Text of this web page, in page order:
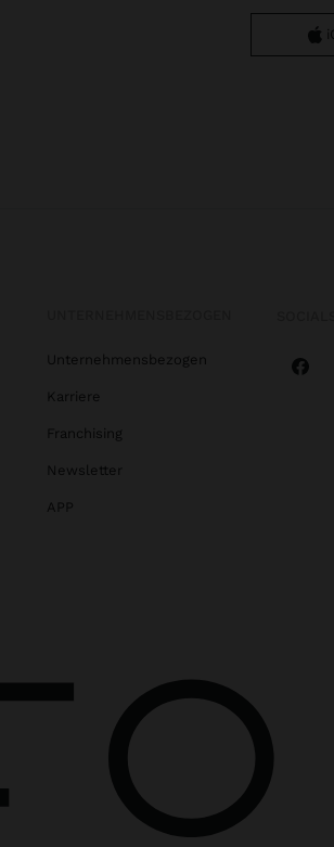
Unternehmensbezogen
Karriere
Franchising
Newsletter
APP